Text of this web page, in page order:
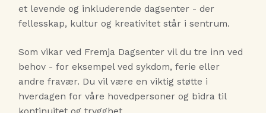
et levende og inkluderende dagsenter - der
fellesskap, kultur og kreativitet står i sentrum.
Som vikar ved Fremja Dagsenter vil du tre inn ved
behov - for eksempel ved sykdom, ferie eller
andre fravær. Du vil være en viktig støtte i
hverdagen for våre hovedpersoner og bidra til